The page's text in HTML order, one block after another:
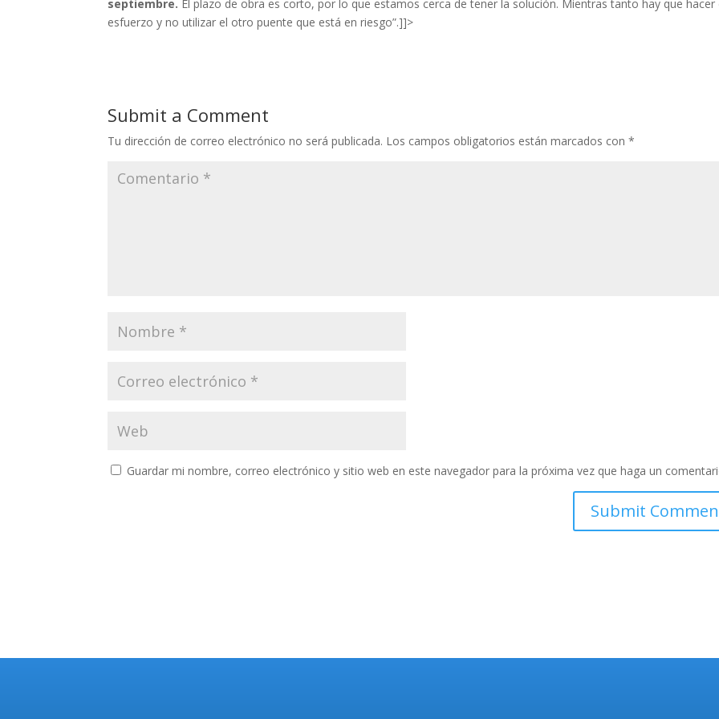
septiembre. El plazo de obra es corto, por lo que estamos cerca de tener la solución. Mientras tanto hay que hacer
esfuerzo y no utilizar el otro puente que está en riesgo”.]]>
Submit a Comment
Tu dirección de correo electrónico no será publicada. Los campos obligatorios están marcados con*
Guardar mi nombre, correo electrónico y sitio web en este navegador para la próxima vez que haga un